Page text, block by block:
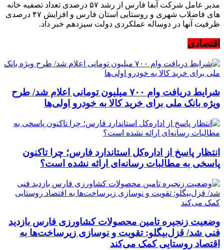
مدیر عامل شرکت آبفا فارس از رشد ۵۷ درصدی تعداد تصفیه خانه
های فاضلاب شهری و روستایی استان فارس و افزایش ۴۷ درصدی
ظرفیت آنها در دوساله عملکردی دولت سیزدهم خبر داد.
اقتصادی
شرایط دریافت وام ۷۰۰ میلیون تومانی اعلام شد/ طرح
ویژه بانک ملی برای خرید کالا به خودرو اولی‌ها
انتظار پاسخ از اداره‌کل استاندارد فارس؛ چرا تاکنون
پاسخی به مطالبات رسانه‌ای ارائه نشده است؟
وضعیت زنجیره تامین محصولات کشاورزی فارس بازدید
فنی شد/ قزل‌بیگلو: تقویت و نوسازی زیرساخت‌ها به
اقتصاد روستایی کمک می‌کند